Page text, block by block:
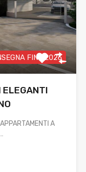
FINE 2026
ELEGANTI
A